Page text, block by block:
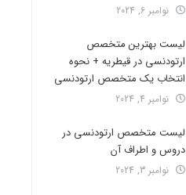
نوامبر 6, 2024
لیست بهترین متخصص
ارتودنسی در قیطریه + نحوه
انتخاب یک متخصص ارتودنسی
نوامبر 4, 2024
لیست متخصص ارتودنسی در
دروس و اطراف آن
نوامبر 3, 2024